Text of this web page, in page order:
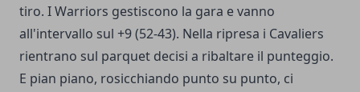
tiro. I Warriors gestiscono la gara e vanno
all'intervallo sul +9 (52-43). Nella ripresa i Cavaliers
rientrano sul parquet decisi a ribaltare il punteggio.
E pian piano, rosicchiando punto su punto, ci